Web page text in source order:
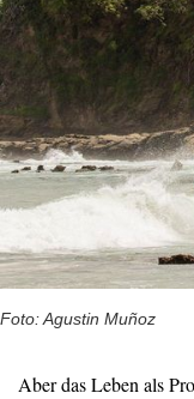
Foto: Agustin Muñoz
Aber das Leben als